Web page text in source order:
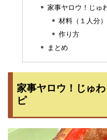
家事ヤロウ！じゅ
材料（１人分）
作り方
まとめ
家事ヤロウ！じゅ
ピ